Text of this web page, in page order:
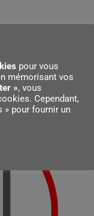
pour vous
mémorisant vos
», vous
Cependant,
» pour fournir un